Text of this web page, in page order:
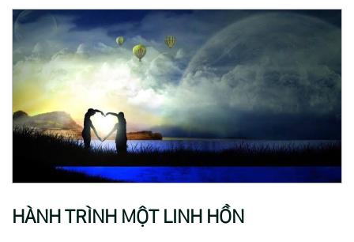
10.Hành Trình Một Linh Hồn: Chương 9
11. Hành Trình Một Linh Hồn: Chương 10
12. Hành Trình Một Linh Hồn: Chương 11
13.Hành Trình Một Linh Hồn: Ghi Chú
14.Hành Trình Một Linh Hồn Pdf
HÀNH TRÌNH MỘT LINH HỒN